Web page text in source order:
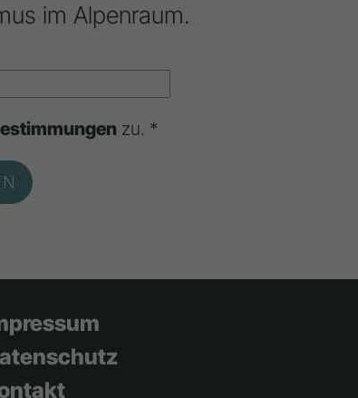
im Alpenraum.
zu. *